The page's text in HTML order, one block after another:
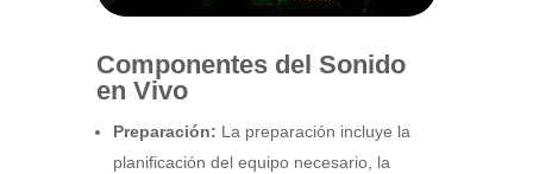
Componentes del Sonido
en Vivo
Preparación: La preparación incluye la
planificación del equipo necesario, la